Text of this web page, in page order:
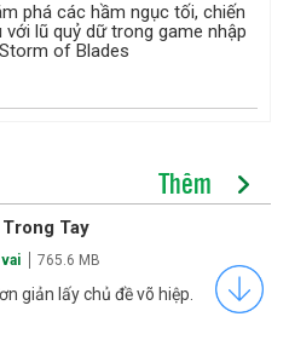
phá các hầm ngục tối, chiến
với lũ quỷ dữ trong game nhập
of Blades
Thêm
Tay
765.6 MB
giản lấy chủ đề võ hiệp.